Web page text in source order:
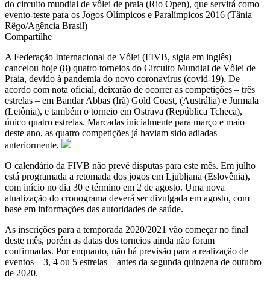
do circuito mundial de vôlei de praia (Rio Open), que servirá como
evento-teste para os Jogos Olímpicos e Paralímpicos 2016 (Tânia
Rêgo/Agência Brasil)
Compartilhe
A Federação Internacional de Vôlei (FIVB, sigla em inglês)
cancelou hoje (8) quatro torneios do Circuito Mundial de Vôlei de
Praia, devido à pandemia do novo coronavírus (covid-19). De
acordo com nota oficial, deixarão de ocorrer as competições – três
estrelas – em Bandar Abbas (Irã) Gold Coast, (Austrália) e Jurmala
(Letônia), e também o torneio em Ostrava (República Tcheca),
único quatro estrelas. Marcadas inicialmente para março e maio
deste ano, as quatro competições já haviam sido adiadas
anteriormente.
O calendário da FIVB não prevê disputas para este mês. Em julho
está programada a retomada dos jogos em Ljubljana (Eslovênia),
com início no dia 30 e término em 2 de agosto. Uma nova
atualização do cronograma deverá ser divulgada em agosto, com
base em informações das autoridades de saúde.
As inscrições para a temporada 2020/2021 vão começar no final
deste mês, porém as datas dos torneios ainda não foram
confirmadas. Por enquanto, não há previsão para a realização de
eventos – 3, 4 ou 5 estrelas – antes da segunda quinzena de outubro
de 2020.